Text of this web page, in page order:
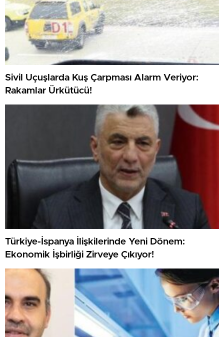
Sivil Uçuşlarda Kuş Çarpması Alarm Veriyor:
Rakamlar Ürkütücü!
Türkiye-İspanya İlişkilerinde Yeni Dönem:
Ekonomik İşbirliği Zirveye Çıkıyor!